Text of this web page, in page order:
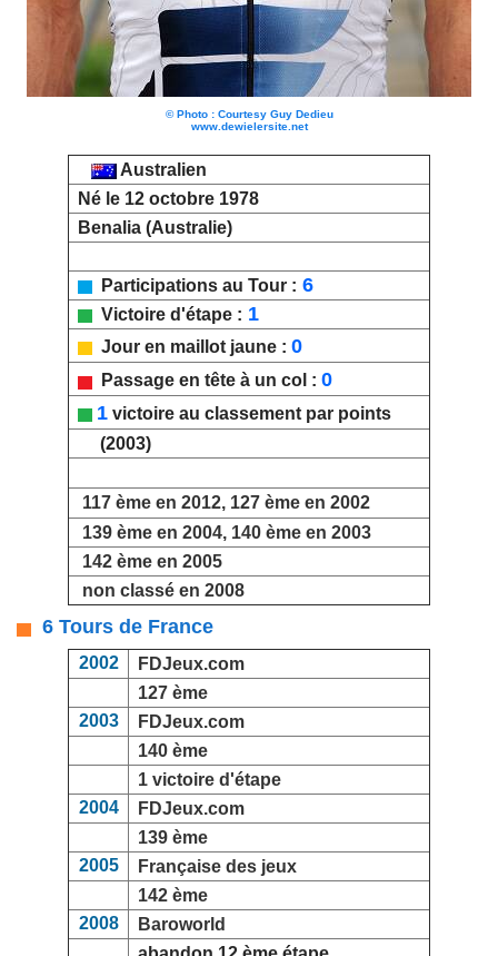
© Photo : Courtesy Guy Dedieu
www.dewielersite.net
Australien
Né le 12 octobre 1978
Benalia (Australie)
Participations au Tour : 6
Victoire d'étape : 1
Jour en maillot jaune : 0
Passage en tête à un col : 0
1 victoire au classement par points
(2003)
117 ème en 2012, 127 ème en 2002
139 ème en 2004, 140 ème en 2003
142 ème en 2005
non classé en 2008
6 Tours de France
2002
FDJeux.com
127 ème
2003
FDJeux.com
140 ème
1 victoire d'étape
2004
FDJeux.com
139 ème
2005
Française des jeux
142 ème
2008
Baroworld